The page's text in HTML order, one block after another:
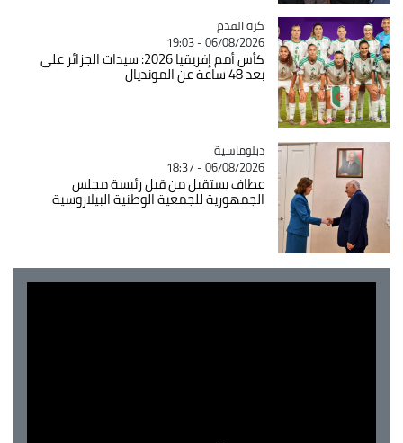
Catégorie
كرة القدم
06/08/2026 - 19:03
كأس أمم إفريقيا 2026: سيدات الجزائر على
بعد 48 ساعة عن المونديال
Catégorie
دبلوماسية
06/08/2026 - 18:37
عطاف يستقبل من قبل رئيسة مجلس
الجمهورية للجمعية الوطنية البيلاروسية